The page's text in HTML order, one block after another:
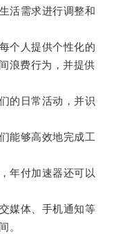
活需求进行调整和
个人提供个性化的
浪费行为，并提供
的日常活动，并识
能够高效地完成工
付加速器还可以
媒体、手机通知等
。